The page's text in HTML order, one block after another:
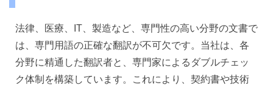
法律、医療、IT、製造など、専門性の高い分野の文書で
は、専門用語の正確な翻訳が不可欠です。当社は、各
分野に精通した翻訳者と、専門家によるダブルチェッ
ク体制を構築しています。これにより、契約書や技術